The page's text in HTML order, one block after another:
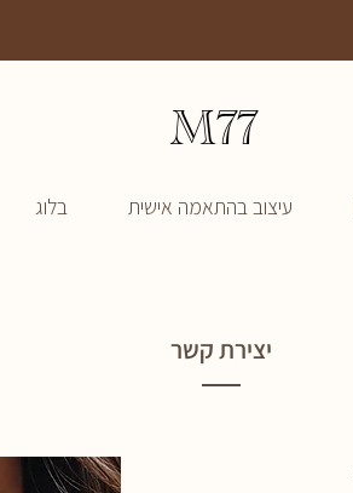
M77
עיצוב בהתאמה אישית בלוג
יצירת קשר